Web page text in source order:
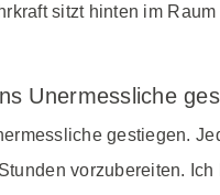
sitzt hinten im
Unermessliche
gestiegen.
vorzubereiten.